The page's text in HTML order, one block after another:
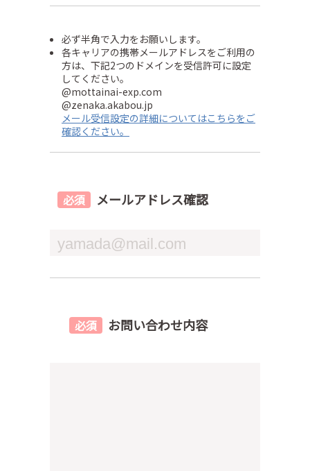
必ず半角で入力をお願いします。
各キャリアの携帯メールアドレスをご利用の
方は、下記2つのドメインを受信許可に設定
してください。
@mottainai-exp.com
@zenaka.akabou.jp
メール受信設定の詳細についてはこちらをご
確認ください。
メールアドレス確認
お問い合わせ内容